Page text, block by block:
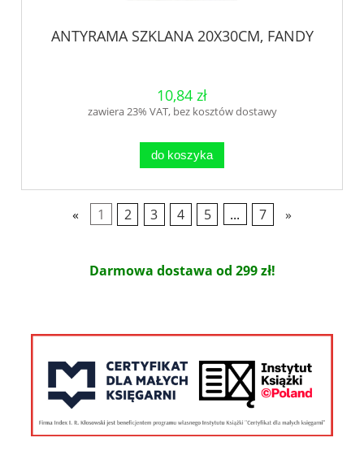
ANTYRAMA SZKLANA 20X30CM, FANDY
10,84 zł
zawiera 23% VAT, bez kosztów dostawy
do koszyka
« 1 2 3 4 5 ... 7 »
Darmowa dostawa od 299 zł!